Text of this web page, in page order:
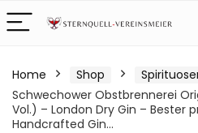
Home Shop
Schwechower Obstbrennerei
Vol.) – London Dry Gin – Bester
Handcrafted Gin…